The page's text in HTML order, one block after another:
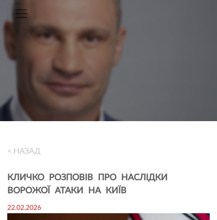
Toggle navigation
< НАЗАД
КЛИЧКО РОЗПОВІВ ПРО НАСЛІДКИ
ВОРОЖОЇ АТАКИ НА КИЇВ
22.02.2026